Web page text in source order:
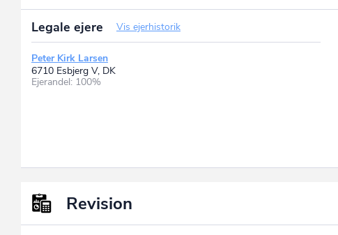
Legale ejere Vis ejerhistorik
Peter Kirk Larsen
6710 Esbjerg V, DK
Ejerandel: 100%
Revision